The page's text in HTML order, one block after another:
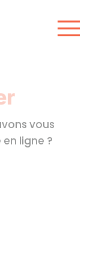
vous
ligne ?